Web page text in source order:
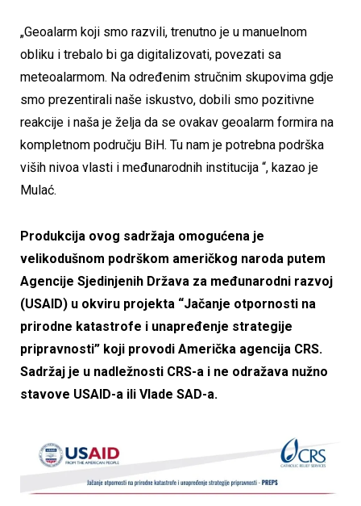
„Geoalarm koji smo razvili, trenutno je u manuelnom
obliku i trebalo bi ga digitalizovati, povezati sa
meteoalarmom. Na određenim stručnim skupovima gdje
smo prezentirali naše iskustvo, dobili smo pozitivne
reakcije i naša je želja da se ovakav geoalarm formira na
kompletnom području BiH. Tu nam je potrebna podrška
viših nivoa vlasti i međunarodnih institucija “, kazao je
Mulać.
Produkcija ovog sadržaja omogućena je
velikodušnom podrškom američkog naroda putem
Agencije Sjedinjenih Država za međunarodni razvoj
(USAID) u okviru projekta “Jačanje otpornosti na
prirodne katastrofe i unapređenje strategije
pripravnosti” koji provodi Američka agencija CRS.
Sadržaj je u nadležnosti CRS-a i ne odražava nužno
stavove USAID-a ili Vlade SAD-a.